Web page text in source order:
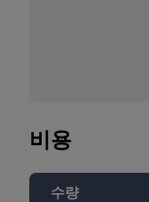
비용
수량